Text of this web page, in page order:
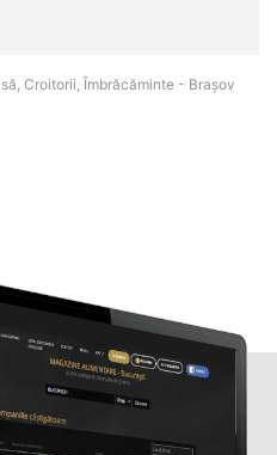
Croitorii, Îmbrăcăminte - Braşov